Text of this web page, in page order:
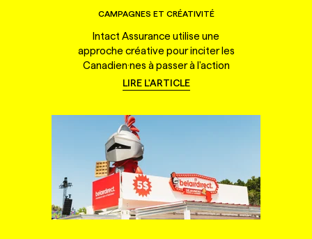
CAMPAGNES ET CRÉATIVITÉ
Intact Assurance utilise une
approche créative pour inciter les
Canadien·nes à passer à l'action
LIRE L'ARTICLE